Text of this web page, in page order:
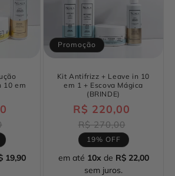
10 em
promocional
19,90
Promoção
Kit Antifrizz + Leave in 10
em 1 + Escova Mágica
(BRINDE)
R$ 220,00
R$ 270,00
19% OFF
em até 10xde R$ 22,00
sem juros.